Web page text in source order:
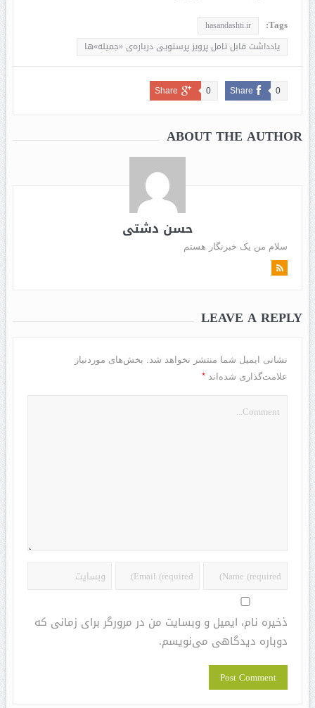
Tags:
hasandashti.ir
یادداشت قابل تامل پرویز پرستویی درباره‌ی «جمیله»ها
Share 0
Share 0
ABOUT THE AUTHOR
حسن دشتی
سلام من یک خبرنگار هستم
LEAVE A REPLY
نشانی ایمیل شما منتشر نخواهد شد. بخش‌های موردنیاز
علامت‌گذاری شده‌اند *
ذخیره نام، ایمیل و وبسایت من در مرورگر برای زمانی که
دوباره دیدگاهی می‌نویسم.